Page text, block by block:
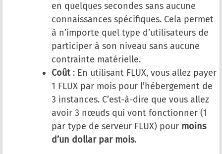
en quelques secondes sans aucune
connaissances spécifiques. Cela permet
à n’importe quel type d’utilisateurs de
participer à son niveau sans aucune
contrainte matérielle.
Coût : En utilisant FLUX, vous allez payer
1 FLUX par mois pour l’hébergement de
3 instances. C’est-à-dire que vous allez
avoir 3 nœuds qui vont fonctionner (1
par type de serveur FLUX) pour moins
d’un dollar par mois.